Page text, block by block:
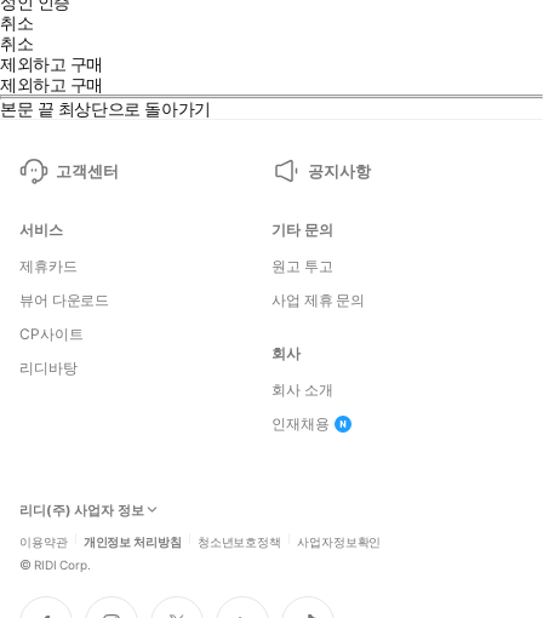
취소
취소
제외하고 구매
제외하고 구매
본문 끝 최상단으로 돌아가기
고객센터 공지사항
서비스
제휴카드
뷰어 다운로드
CP사이트
리디바탕
기타 문의
원고 투고
사업 제휴 문의
회사
회사 소개
인재채용
리디(주) 사업자 정보
이용약관 개인정보 처리방침 청소년보호정책 사업자정보확인
© RIDI Corp.